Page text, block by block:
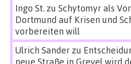
Ingo St.zu Schytomyr als
Dortmund auf Krisen und
vorbereiten will
Ulrich Sanderzu
neue Straße in Grevel wird